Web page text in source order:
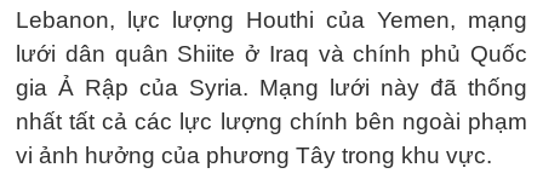
Lebanon, lực lượng Houthi của Yemen, mạng
lưới dân quân Shiite ở Iraq và chính phủ Quốc
gia Ả Rập của Syria. Mạng lưới này đã thống
nhất tất cả các lực lượng chính bên ngoài phạm
vi ảnh hưởng của phương Tây trong khu vực.